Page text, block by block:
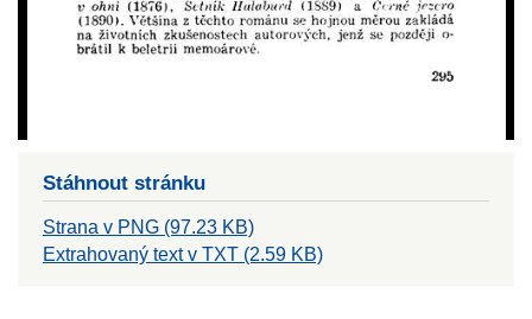
Stáhnout stránku
Strana v PNG (97.23 KB)
Extrahovaný text v TXT (2.59 KB)